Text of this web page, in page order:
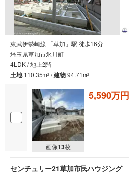
東武伊勢崎線 「草加」駅 徒歩16分
埼玉県草加市氷川町
4LDK / 地上2階
土地110.35m2 /建物94.71m2
画像13枚
5,590万円
センチュリー21草加市民ハウジング